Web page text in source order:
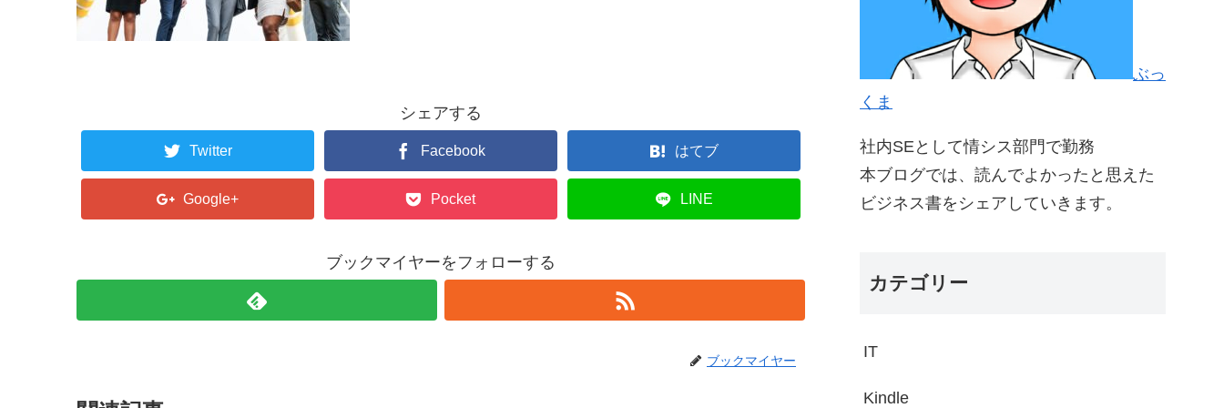
シェアする
Twitter Facebook はてブ
Google+ Pocket LINE
ブックマイヤーをフォローする
ブックマイヤー
ぶっ
くま
社内SEとして情シス部門で勤務
本ブログでは、読んでよかったと思えた
ビジネス書をシェアしていきます。
カテゴリー
IT
Kindle